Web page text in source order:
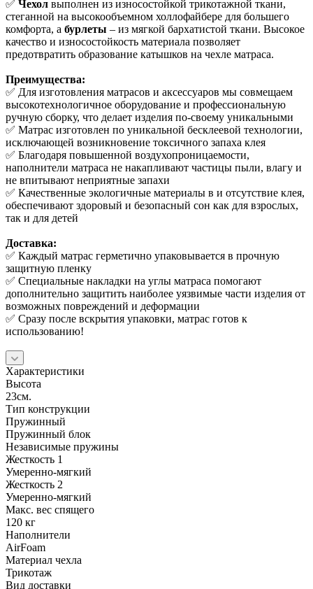
✅ Чехол выполнен из износостойкой трикотажной ткани,
стеганной на высокообъемном холлофайбере для большего
комфорта, а бурлеты – из мягкой бархатистой ткани. Высокое
качество и износостойкость материала позволяет
предотвратить образование катышков на чехле матраса.
Преимущества:
✅ Для изготовления матрасов и аксессуаров мы совмещаем
высокотехнологичное оборудование и профессиональную
ручную сборку, что делает изделия по-своему уникальными
✅ Матрас изготовлен по уникальной бесклеевой технологии,
исключающей возникновение токсичного запаха клея
✅ Благодаря повышенной воздухопроницаемости,
наполнители матраса не накапливают частицы пыли, влагу и
не впитывают неприятные запахи
✅ Качественные экологичные материалы в и отсутствие клея,
обеспечивают здоровый и безопасный сон как для взрослых,
так и для детей
Доставка:
✅ Каждый матрас герметично упаковывается в прочную
защитную пленку
✅ Специальные накладки на углы матраса помогают
дополнительно защитить наиболее уязвимые части изделия от
возможных повреждений и деформации
✅ Сразу после вскрытия упаковки, матрас готов к
использованию!
Характеристики
Высота
23см.
Тип конструкции
Пружинный
Пружинный блок
Независимые пружины
Жесткость 1
Умеренно-мягкий
Жесткость 2
Умеренно-мягкий
Макс. вес спящего
120 кг
Наполнители
AirFoam
Материал чехла
Трикотаж
Вид доставки